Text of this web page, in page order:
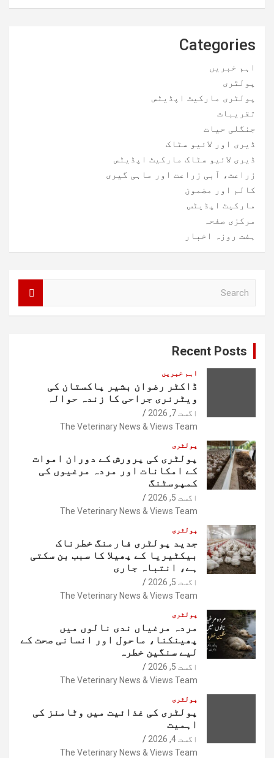
Categories
اہم خبریں
پولٹری
پولٹری مارکیٹ اپڈیٹس
تقریبات
جنگلی حیات
ڈیری اور لائیو سٹاک
ڈیری لائیو سٹاک مارکیٹ اپڈیٹس
زراعت، آبی زراعت اور ماہی گیری
کالم اور مضمون
مارکیٹ اپڈیٹس
مرکزی صفحہ
ہفت روزہ اخبار
Recent Posts
اہم خبریں
ڈاکٹر رضوان بشیر پاکستان کی
ویٹرنری جراحی کا زندہ حوالہ
اگست 7, 2026
The Veterinary News & Views Team
پولٹری
پولٹری کی پرورش کے دوران اموات
کے امکانات اور مردہ مرغیوں کی
کمپوسٹنگ
اگست 5, 2026
The Veterinary News & Views Team
پولٹری
جدید پولٹری فارمنگ خطرناک
بیکٹیریا کے پھیلا کا سبب بن سکتی
ہے، انتباہ جاری
اگست 5, 2026
The Veterinary News & Views Team
پولٹری
مردہ مرغیاں ندی نالوں میں
پھینکنا، ماحول اور انسانی صحت کے
لیے سنگین خطرہ
اگست 5, 2026
The Veterinary News & Views Team
پولٹری
پولٹری کی غذائیت میں وٹامنز کی
اہمیت
اگست 4, 2026
The Veterinary News & Views Team